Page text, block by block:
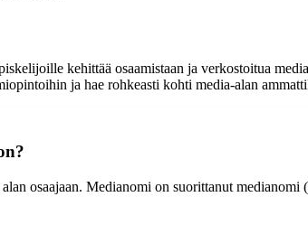
kehittää osaamistaan ja verkostoitua
ja hae rohkeasti kohti media-alan
osaajaan. Medianomi on suorittanut